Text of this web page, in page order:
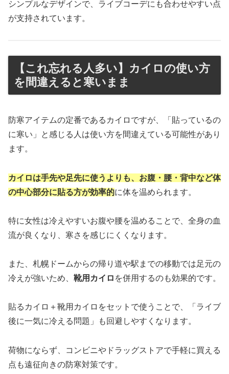
シンプルなデザインで、ライブコーデにも合わせやすい点
が支持されています。
【これ忘れる人多い】カイロの使い方
を間違えると寒いまま
防寒アイテムの定番であるカイロですが、「貼っているの
に寒い」と感じる人は使い方を間違えている可能性があり
ます。
カイロは手先や足先に使うよりも、お腹・腰・背中など体
の中心部分に貼る方が効率的に体を温められます。
特に女性は冷えやすいお腹や腰を温めることで、全身の血
流が良くなり、寒さを感じにくくなります。
また、札幌ドームからの帰り道や駅までの移動では足元の
冷えが強いため、 靴用カイロ を併用するのも効果的です。
貼るカイロ＋靴用カイロをセットで使うことで、「ライブ
後に一気に冷える問題」も回避しやすくなります。
荷物にならず、コンビニやドラッグストアで手軽に買える
点も遠征向きの防寒対策です。